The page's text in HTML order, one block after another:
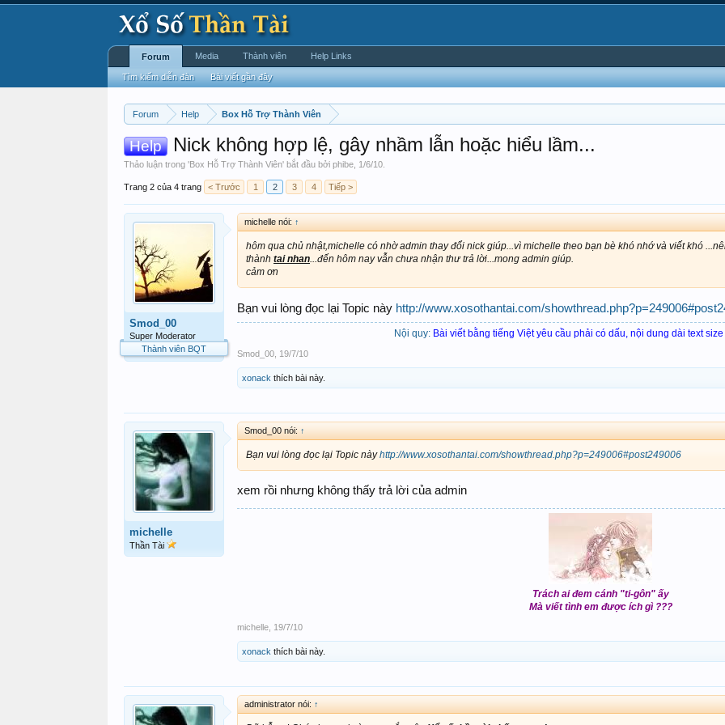
Forum Help Box Hỗ Trợ Thành Viên
Help Nick không hợp lệ, gây nhầm lẫn hoặc hiểu lầm...
Thảo luận trong 'Box Hỗ Trợ Thành Viên' bắt đầu bởi phibe 1/6/10
Trang 2 của 4 trang < Trước 1 2 3 4 Tiếp >
Smod_00
Super Moderator
Thành viên BQT
michelle nói: ↑
hôm qua chủ nhật,michelle có nhờ admin thay đổi nick giúp...vì michelle theo bạn bè khó nhớ và viết khó
thành tai nhan...đến hôm nay vẫn chưa nhận thư trả lời...mong admin giúp.
cảm ơn
Bạn vui lòng đọc lại Topic này http://www.xosothantai.com/
Nội quy: Bài viết bằng tiếng Việt yêu cầu phải có dấu, nội dung dài text
Smod_00 19/7/10
xonack thích bài này.
michelle
Thần Tài
Smod_00 nói: ↑
Bạn vui lòng đọc lại Topic nàyhttp://www.xosothantai.com/showthread.php?p=249006#post249006
xem rồi nhưng không thấy trả lời của admin
Trách ai đem cánh "ti-gôn" ấy
Mà viết tình em được ích gì ???
michelle 19/7/10
xonack thích bài này.
administrator nói: ↑
Forum
Tìm kiếm diễn đàn Bài viết gần đây
Media Thành viên Help Links